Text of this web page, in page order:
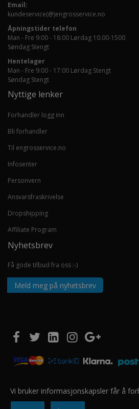
Vi bruker informasjonskapsler får å
Email:
kundeservice(@)engrosservice.no
Åpningstider telefon
Man - Fre 9:00 - 18:00 Lørdag 10.00-1500
Søndag Stengt
Hentelager
Man - Fre 9:00 - 17:00 Lørdag Stengt
Søndag Stengt
Nyttige lenker
Forhandler logg inn
Bli forhandler
Til engrosservice.no
Infosenter
Personvern
Ansvarsfraskrivelse
Dropshipping
Affiliate Program
Nyhetsbrev
Få gode tilbud fra oss :-)
Meld meg på nyhetsbrev
Copyright © 2020 EUROSHOPPER GROUP